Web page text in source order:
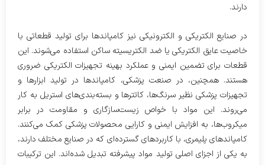
دارند.
در صنایع الکتریکی و الکترونیکی نیز کامپاندها برای تولید قطعاتی با
خاصیت عایق الکتریکی یا ضد الکتریسیته ساکن استفاده می‌شوند. این
قطعات برای تضمین ایمنی و عملکرد بهینه تجهیزات الکتریکی ضروری
هستند. همچنین، در صنعت پزشکی، کامپاندها در تولید ابزارها و
تجهیزات پزشکی نظیر سرنگ‌ها، کاتترها و بسته‌بندی‌های استریل به کار
می‌روند. این مواد با خواص زیست‌سازگاری و مقاومت در برابر
میکروب‌ها، به افزایش ایمنی و کارایی محصولات پزشکی کمک می‌کنند.
کامپاندهای پلیمری، با کاربردهای گسترده‌ای که در صنایع مختلف دارند،
به یکی از اجزای اصلی تولید مواد پیشرفته تبدیل شده‌اند. این ترکیبات